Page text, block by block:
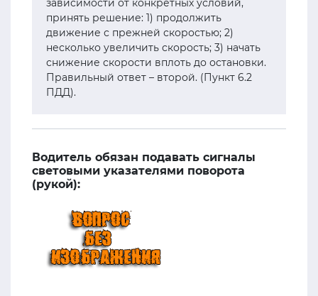
зависимости от конкретных условий,
принять решение: 1) продолжить
движение с прежней скоростью; 2)
несколько увеличить скорость; 3) начать
снижение скорости вплоть до остановки.
Правильный ответ – второй. (Пункт 6.2
ПДД).
Водитель обязан подавать сигналы
световыми указателями поворота
(рукой):